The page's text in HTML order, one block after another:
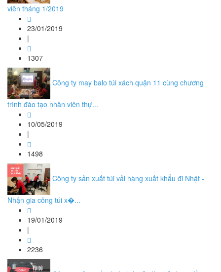
viên tháng 1/2019
23/01/2019
|
1307
Công ty may balo túi xách quận 11 cùng chương
trình đào tạo nhân viên thự...
10/05/2019
|
1498
Công ty sản xuất túi vải hàng xuất khẩu đi Nhật -
Nhận gia công túi x�...
19/01/2019
|
2236